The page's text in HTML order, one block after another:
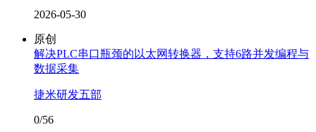
2026-05-30
原创
解决PLC串口瓶颈的以太网转换器，支持6路并发编程与
数据采集
捷米研发五部
0/56